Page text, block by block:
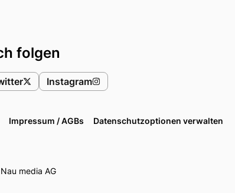
folgen
Instagram
Impressum / AGBs Datenschutzoptionen verwalten
media AG